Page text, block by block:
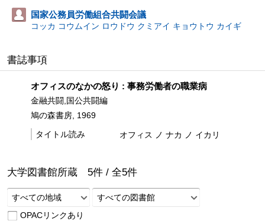
国家公務員労働組合共闘会議
コッカ コウムイン ロウドウ クミアイ キョウトウ カイギ
書誌事項
オフィスのなかの怒り : 事務労働者の職業病
金融共闘,国公共闘編
鳩の森書房, 1969
タイトル読み
オフィス ノ ナカ ノ イカリ
大学図書館所蔵 5件 / 全5件
すべての地域
すべての図書館
OPACリンクあり